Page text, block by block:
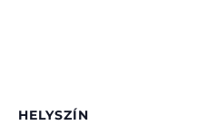
HELYSZÍN